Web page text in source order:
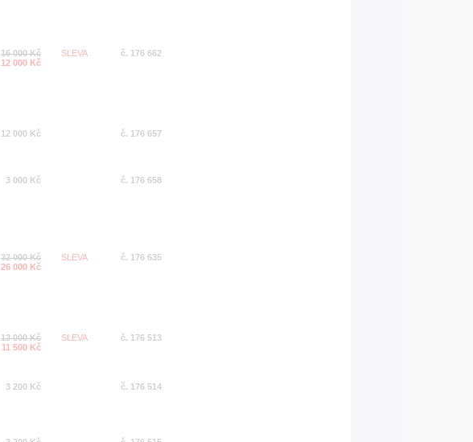
16 000 Kč
12 000 Kč
SLEVA č. 176 662
12 000 Kč č. 176 657
3 000 Kč č. 176 658
32 000 Kč
26 000 Kč
SLEVA č. 176 635
13 000 Kč
11 500 Kč
SLEVA č. 176 513
3 200 Kč č. 176 514